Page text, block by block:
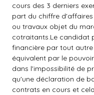
cours des 3 derniers
part du chiffre
ou travaux objet du
cotraitants.Le candidat
financière par tout
équivalent par le
dans l'impossibilité de
qu'une déclaration de
contrats en cours et